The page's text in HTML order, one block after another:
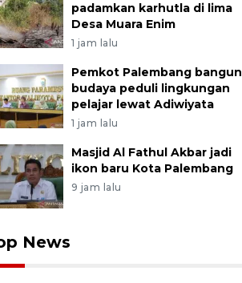
padamkan karhutla di lima
Desa Muara Enim
1 jam lalu
Pemkot Palembang bangun
budaya peduli lingkungan
pelajar lewat Adiwiyata
1 jam lalu
Masjid Al Fathul Akbar jadi
ikon baru Kota Palembang
9 jam lalu
News